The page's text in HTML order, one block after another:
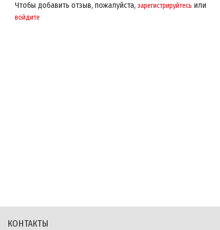
Чтобы добавить отзыв, пожалуйста, зарегистрируйтесь или
войдите
КОНТАКТЫ